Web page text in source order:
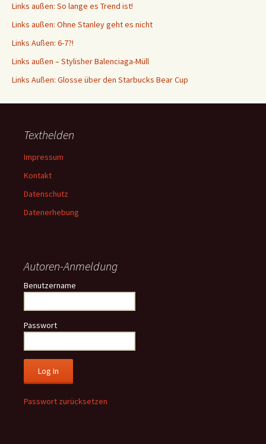
Links außen: So lange es Trend ist!
Links außen: Ohne Stanley geht es nicht
Links Außen: 6-7?!
Links außen – Stylisher Balenciaga-Müll
Links Außen: Glosse über den Starbucks Bear Cup
Texthelden
Impressum
Kontakt
Datenschutz
Datenerhebung
Autoren-Anmeldung
Benutzername
Passwort
Passwort zurücksetzen